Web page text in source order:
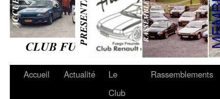
Accueil Actualité
Le
Club
Rassemblements